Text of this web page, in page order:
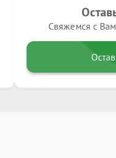
Свяжемся с